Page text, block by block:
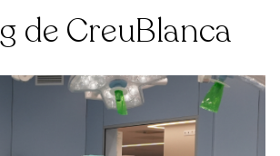
de CreuBlanca